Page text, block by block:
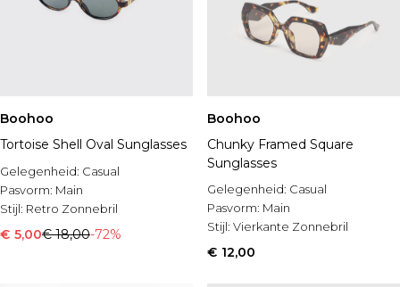
Boohoo
Tortoise Shell Oval Sunglasses
Gelegenheid: Casual
Pasvorm: Main
Stijl: Retro Zonnebril
€ 5,00€ 18,00-72%
Boohoo
Chunky Framed Square
Sunglasses
Gelegenheid: Casual
Pasvorm: Main
Stijl: Vierkante Zonnebril
€ 12,00